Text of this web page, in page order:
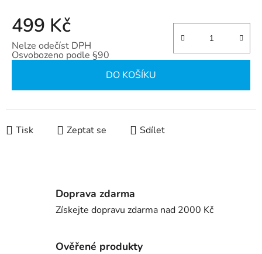
499 Kč
Nelze odečíst DPH
Osvobozeno podle §90
DO KOŠÍKU
Tisk Zeptat se Sdílet
Doprava zdarma
Získejte dopravu zdarma nad 2000 Kč
Ověřené produkty